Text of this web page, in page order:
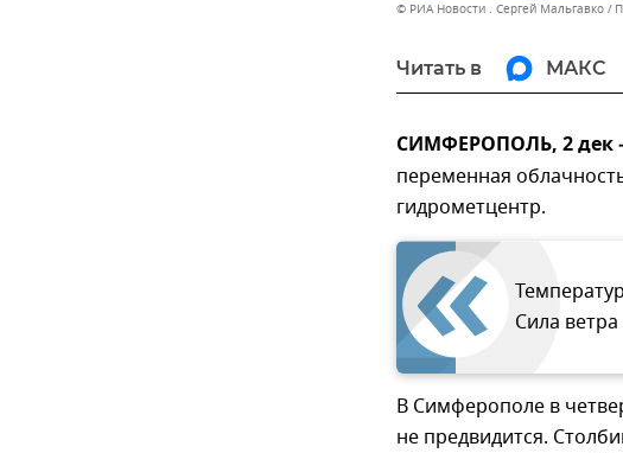
© РИА Новости . Сергей Мальгавко
Читать в МАКС
СИМФЕРОПОЛЬ, 2 дек
переменная
гидрометцентр.
Сила
В Симферополе в
не предвидится.